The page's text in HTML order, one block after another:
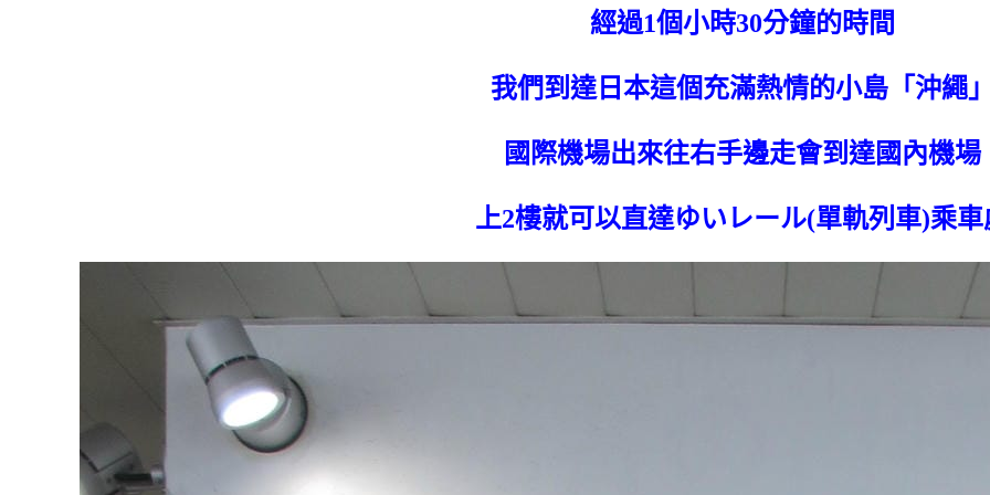
經過1個小時30分鐘的時間
我們到達日本這個充滿熱情的小島「沖繩
國際機場出來往右手邊走會到達國內機場
上2樓就可以直達ゆいレール(單軌列車)乘車